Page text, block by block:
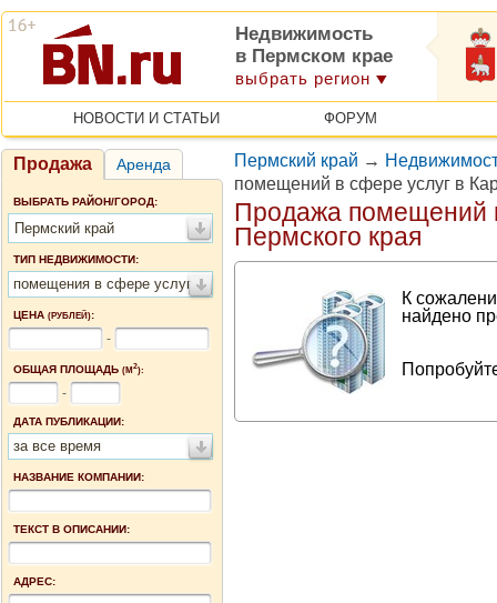
Недвижимость
в Пермском крае
выбрать регион
НОВОСТИ И СТАТЬИ ФОРУМ
Продажа Аренда
ВЫБРАТЬ РАЙОН/ГОРОД:
Пермский край
ТИП НЕДВИЖИМОСТИ:
помещения в сфере услуг
ЦЕНА (РУБЛЕЙ):
-
ОБЩАЯ ПЛОЩАДЬ (М2):
-
ДАТА ПУБЛИКАЦИИ:
за все время
НАЗВАНИЕ КОМПАНИИ:
ТЕКСТ В ОПИСАНИИ:
АДРЕС:
Пермский край →
помещений в сфере услуг в
Продажа помещений
Пермского края
К
найдено